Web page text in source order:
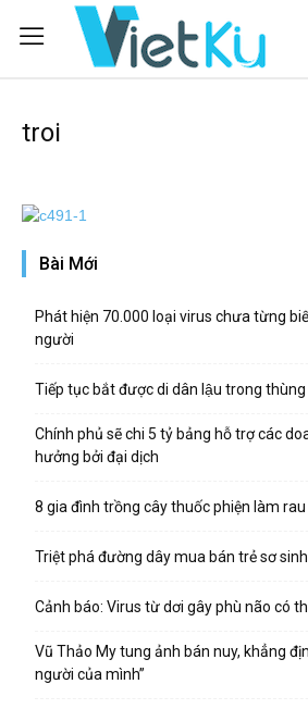
troi
Bài Mới
Phát hiện 70.000 loại virus chưa từng
người
Tiếp tục bắt được di dân lậu trong
Chính phủ sẽ chi 5 tỷ bảng hỗ trợ các
hưởng bởi đại dịch
8 gia đình trồng cây thuốc phiện làm rau
Triệt phá đường dây mua bán trẻ sơ
Cảnh báo: Virus từ dơi gây phù não có
Vũ Thảo My tung ảnh bán nuy, khẳng
người của mình”